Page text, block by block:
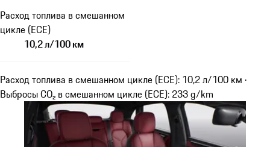
Расход топлива в смешанном
цикле (ECE)
10,2 л/100 км
Расход топлива в смешанном цикле (ECE): 10,2 л/100 км ·
Выбросы CO₂ в смешанном цикле (ECE): 233 g/km